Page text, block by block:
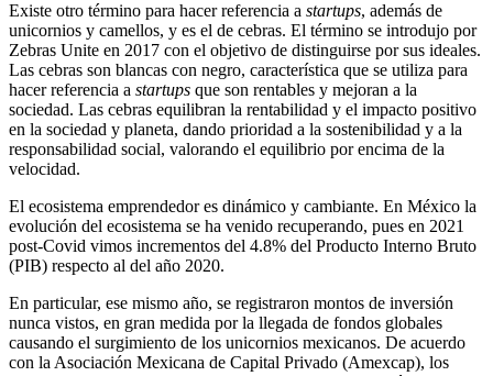
Existe otro término para hacer referencia a startups, además de
unicornios y camellos, y es el de cebras. El término se introdujo por
Zebras Unite en 2017 con el objetivo de distinguirse por sus ideales.
Las cebras son blancas con negro, característica que se utiliza para
hacer referencia a startups que son rentables y mejoran a la
sociedad. Las cebras equilibran la rentabilidad y el impacto positivo
en la sociedad y planeta, dando prioridad a la sostenibilidad y a la
responsabilidad social, valorando el equilibrio por encima de la
velocidad.
El ecosistema emprendedor es dinámico y cambiante. En México la
evolución del ecosistema se ha venido recuperando, pues en 2021
post-Covid vimos incrementos del 4.8% del Producto Interno Bruto
(PIB) respecto al del año 2020.
En particular, ese mismo año, se registraron montos de inversión
nunca vistos, en gran medida por la llegada de fondos globales
causando el surgimiento de los unicornios mexicanos. De acuerdo
con la Asociación Mexicana de Capital Privado (Amexcap), los